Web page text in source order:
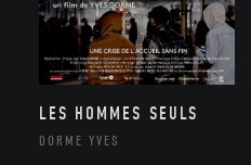
LES HOMMES SEULS
DORME YVES